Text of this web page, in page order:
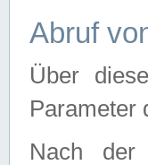
Abruf
Über
Parameter
Nach der